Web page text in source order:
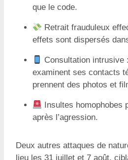
que le code.
Retrait frauduleux
effets sont dispersés
Consultation intrusive
examinent ses contacts
prennent des photos et
Insultes homophobes
après l’agression.
Deux autres attaques de
lieu les 31 juillet et 7 août,